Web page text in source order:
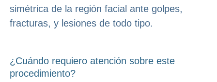
simétrica de la región facial ante golpes,
fracturas, y lesiones de todo tipo.
¿Cuándo requiero atención sobre este
procedimiento?